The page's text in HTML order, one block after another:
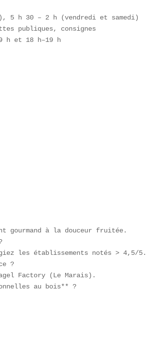
5 h 30 – 2 h (vendredi et samedi)
publiques, consignes
et 18 h–19 h
gourmand à la douceur fruitée.
?
les établissements notés > 4,5/5.
?
Factory (Le Marais).
au bois** ?